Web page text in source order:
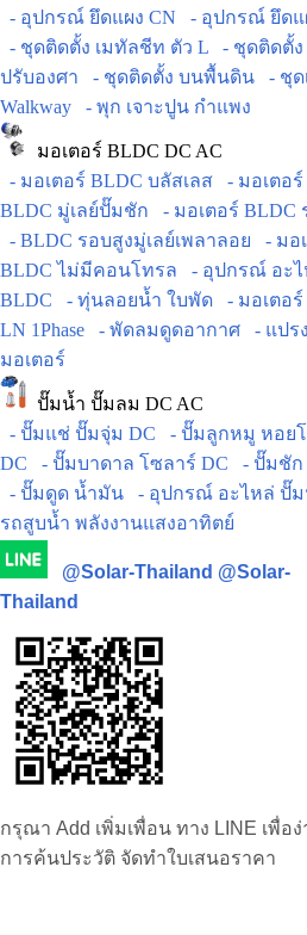
- อุปกรณ์ ยึดแผง CN
- อุปกรณ์ ยึดแ
- ชุดติดตั้ง เมทัลชีท ตัว L
- ชุดติดตั้ง
ปรับองศา
- ชุดติดตั้ง บนพื้นดิน
- ชุ
Walkway
- พุก เจาะปูน กำแพง
มอเตอร์ BLDC DC AC
- มอเตอร์ BLDC บลัสเลส
- มอเตอร์
BLDC มู่เลย์ปั๊มชัก
- มอเตอร์ BLDC
- BLDC รอบสูงมู่เลย์เพลาลอย
- มอ
BLDC ไม่มีคอนโทรล
- อุปกรณ์ อะ
BLDC
- ทุ่นลอยน้ำ ใบพัด
- มอเตอร์
LN 1Phase
- พัดลมดูดอากาศ
- แปร
มอเตอร์
ปั๊มน้ำ ปั๊มลม DC AC
- ปั๊มแช่ ปั๊มจุ่ม DC
- ปั๊มลูกหมู หอย
DC
- ปั๊มบาดาล โซลาร์ DC
- ปั๊มชัก
- ปั๊มดูด น้ำมัน
- อุปกรณ์ อะไหล่ ปั๊
รถสูบน้ำ พลังงานแสงอาทิตย์
@Solar-Thailand @Solar-
Thailand
กรุณา Add เพิ่มเพื่อน ทาง LINE เพื่อง่
การค้นประวัติ จัดทำใบเสนอราคา